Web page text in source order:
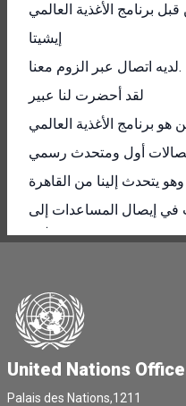
إيشيتا
لديه اتصال عبر الزوم معنا.
لقد أحضرت لنا عبير
هو برنامج الأغذية العالمي
أول ومتحدث رسمي
وهو يتحدث إلينا من القاهرة
في إيصال المساعدات إلى
غزة.
هل هي
تريد ذلك؟
أم، آه، ربما؟
United Nations
Palais des Nations,1211